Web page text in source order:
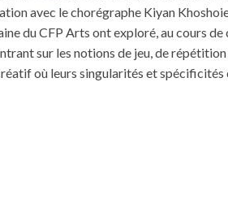
avec le chorégraphe Kiyan
du CFP Arts ont exploré, au cours
sur les notions de jeu, de
où leurs singularités et